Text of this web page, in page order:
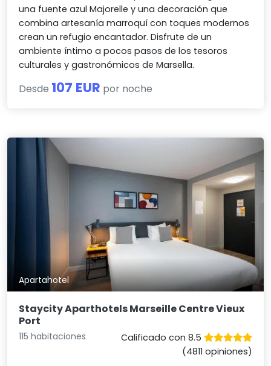
una fuente azul Majorelle y una decoración que
combina artesanía marroquí con toques modernos
crean un refugio encantador. Disfrute de un
ambiente íntimo a pocos pasos de los tesoros
culturales y gastronómicos de Marsella.
Desde 107 EUR por noche
Apartahotel
Staycity Aparthotels Marseille Centre Vieux
Port
115 habitaciones
Calificado con 8.5
(4811 opiniones)